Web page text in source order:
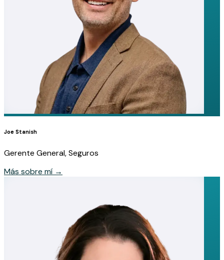
Joe Stanish
Gerente General, Seguros
Más sobre mí →